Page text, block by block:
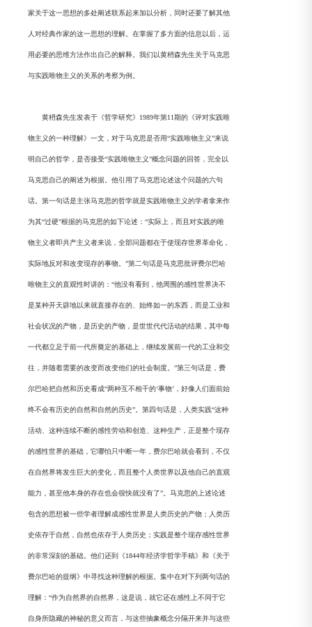
家关于这一思想的多处阐述联系起来加以分析，同时还要了解其他
人对经典作家的这一思想的理解。在掌握了多方面的信息以后，运
用必要的思维方法作出自己的解释。我们以黄枬森先生关于马克思
与实践唯物主义的关系的考察为例。
黄枬森先生发表于《哲学研究》1989年第11期的《评对实践唯
物主义的一种理解》一文，对于马克思是否用“实践唯物主义”来说
明自己的哲学，是否接受“实践唯物主义”概念问题的回答，完全以
马克思自己的阐述为根据。他引用了马克思论述这个问题的六句
话。第一句话是主张马克思的哲学就是实践唯物主义的学者拿来作
为其“过硬”根据的马克思的如下论述：“实际上，而且对实践的唯
物主义者即共产主义者来说，全部问题都在于使现存世界革命化，
实际地反对和改变现存的事物。”第二句话是马克思批评费尔巴哈
唯物主义的直观性时讲的：“他没有看到，他周围的感性世界决不
是某种开天辟地以来就直接存在的、始终如一的东西，而是工业和
社会状况的产物，是历史的产物，是世世代代活动的结果，其中每
一代都立足于前一代所奠定的基础上，继续发展前一代的工业和交
往，并随着需要的改变而改变他们的社会制度。”第三句话是，费
尔巴哈把自然和历史看成“两种互不相干的‘事物’，好像人们面前始
终不会有历史的自然和自然的历史”。第四句话是，人类实践“这种
活动、这种连续不断的感性劳动和创造、这种生产，正是整个现存
的感性世界的基础，它哪怕只中断一年，费尔巴哈就会看到，不仅
在自然界将发生巨大的变化，而且整个人类世界以及他自己的直观
能力，甚至他本身的存在也会很快就没有了”。马克思的上述论述
包含的思想被一些学者理解成感性世界是人类历史的产物；人类历
史依存于自然，自然也依存于人类历史；实践是整个现存感性世界
的非常深刻的基础。他们还到《1844年经济学哲学手稿》和《关于
费尔巴哈的提纲》中寻找这种理解的根据。集中在对下列两句话的
理解：“作为自然界的自然界，这是说，就它还在感性上不同于它
自身所隐藏的神秘的意义而言，与这些抽象概念分隔开来并与这些